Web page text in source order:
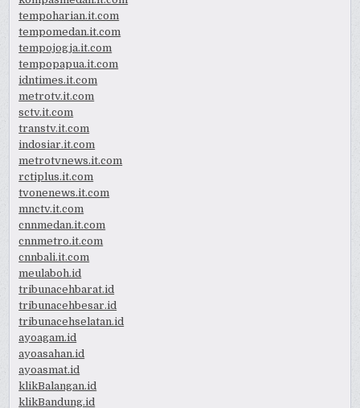
tempoharian.it.com
tempomedan.it.com
tempojogja.it.com
tempopapua.it.com
idntimes.it.com
metrotv.it.com
sctv.it.com
transtv.it.com
indosiar.it.com
metrotvnews.it.com
rctiplus.it.com
tvonenews.it.com
mnctv.it.com
cnnmedan.it.com
cnnmetro.it.com
cnnbali.it.com
meulaboh.id
tribunacehbarat.id
tribunacehbesar.id
tribunacehselatan.id
ayoagam.id
ayoasahan.id
ayoasmat.id
klikBalangan.id
klikBandung.id